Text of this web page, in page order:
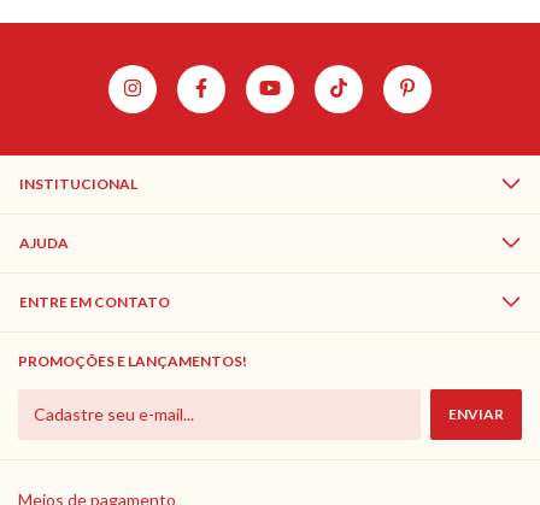
INSTITUCIONAL
AJUDA
ENTRE EM CONTATO
PROMOÇÕES E LANÇAMENTOS!
Meios de pagamento